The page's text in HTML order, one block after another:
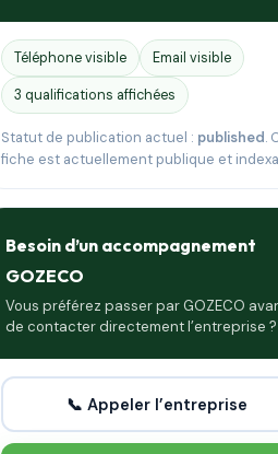
Téléphone visible
Email visible
3 qualifications affichées
Statut de publication actuel : published.
fiche est actuellement publique et
Besoin d’un accompagnement
GOZECO
Vous préférez passer par GOZECO
de contacter directement l’entreprise ?
📞 Appeler l’entreprise